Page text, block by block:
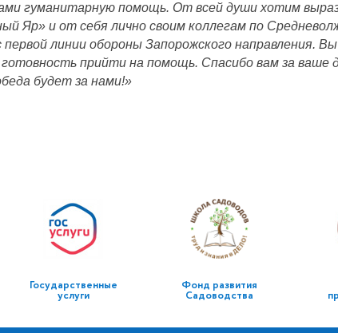
гуманитарную помощь. От всей души хотим
Яр» и от себя лично своим коллегам по
линии обороны Запорожского направления.
прийти на помощь. Спасибо вам за ваше
будет за нами!»
Государственные
услуги
Фонд развития
Садоводства